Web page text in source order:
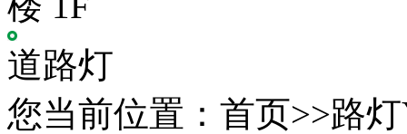
道路灯
您当前位置：首页>>路